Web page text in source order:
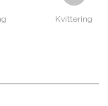
Kvittering